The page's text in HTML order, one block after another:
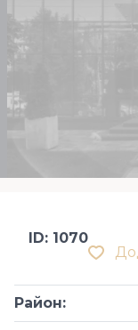
ID: 1070
Район: